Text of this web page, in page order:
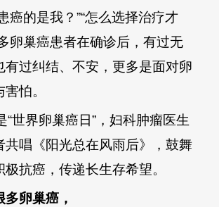
的是我？”“怎么选择治疗才
巢癌患者在确诊后，有过无
有过纠结、不安，更多是面对卵
怕。
界卵巢癌日”，妇科肿瘤医生
共唱《阳光总在风雨后》，鼓舞
抗癌，传递长生存希望。
多卵巢癌，